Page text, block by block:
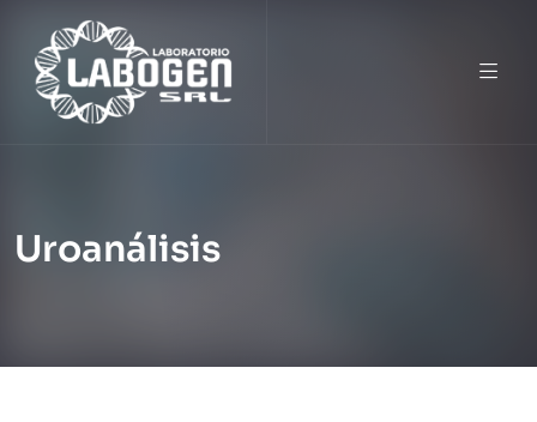
Uroanálisis